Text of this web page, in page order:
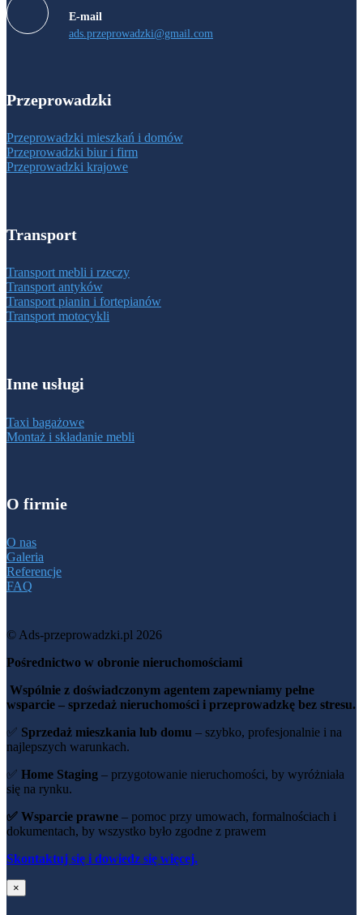
E-mail
ads.przeprowadzki@gmail.com
Przeprowadzki
Przeprowadzki mieszkań i domów
Przeprowadzki biur i firm
Przeprowadzki krajowe
Transport
Transport mebli i rzeczy
Transport antyków
Transport pianin i fortepianów
Transport motocykli
Inne usługi
Taxi bagażowe
Montaż i składanie mebli
O firmie
O nas
Galeria
Referencje
FAQ
© Ads-przeprowadzki.pl 2026
Pośrednictwo w obronie nieruchomościami
Wspólnie z doświadczonym agentem zapewniamy pełne
wsparcie – sprzedaż nieruchomości i przeprowadzkę bez stresu.
✅ Sprzedaż mieszkania lub domu – szybko, profesjonalnie i na
najlepszych warunkach.
✅ Home Staging – przygotowanie nieruchomości, by wyróżniała
się na rynku.
✅ Wsparcie prawne – pomoc przy umowach, formalnościach i
dokumentach, by wszystko było zgodne z prawem
Skontaktuj się i dowiedz się więcej.
×